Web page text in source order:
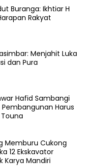
Buranga: Ikhtiar H
Rakyat
Menjahit Luka
dan Pura
Hafid Sambangi
Harus
Memburu Cukong
12 Ekskavator
Karya Mandiri